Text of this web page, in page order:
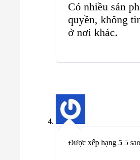
Có nhiều sản
quyền, không
ở nơi khác.
Được xếp hạng 5 5 sao